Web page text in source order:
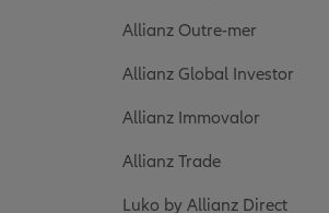
Allianz Outre-mer
Allianz Global Investor
Allianz Immovalor
Allianz Trade
Luko by Allianz Direct